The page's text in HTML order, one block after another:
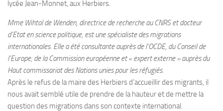
lycée Jean-Monnet, aux Herbiers.
Mme Wihtol de Wenden, directrice de recherche au CNRS et docteur
d’Etat en science politique, est une spécialiste des migrations
internationales. Elle a été consultante auprès de l’OCDE, du Conseil de
l’Europe, de la Commission européenne et « expert externe » auprès du
Haut commissariat des Nations unies pour les réfugiés.
Après le refus de la maire des Herbiers d’accueillir des migrants, il
nous avait semblé utile de prendre de la hauteur et de mettre la
question des migrations dans son contexte international.